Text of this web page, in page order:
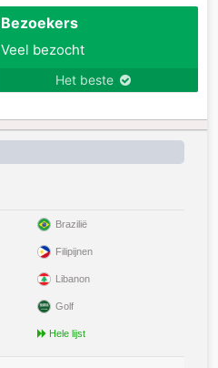
Bezoekers
Veel bezocht
Het beste
Brazilië
Filipijnen
Libanon
Golf
Hele lijst